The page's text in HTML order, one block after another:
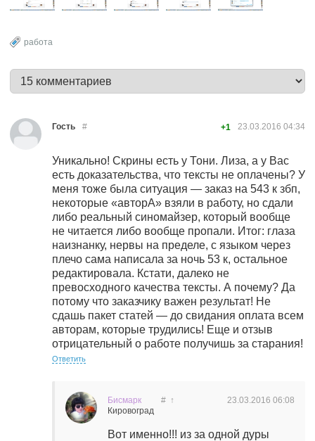
работа
Гость 23.03.2016 04:34
# +1
Уникально! Скрины есть у Тони. Лиза, а у Вас
есть доказательства, что тексты не оплачены? У
меня тоже была ситуация — заказ на 543 к збп,
некоторые «авторА» взяли в работу, но сдали
либо реальный синомайзер, который вообще
не читается либо вообще пропали. Итог: глаза
наизнанку, нервы на пределе, с языком через
плечо сама написала за ночь 53 к, остальное
редактировала. Кстати, далеко не
превосходного качества тексты. А почему? Да
потому что заказчику важен результат! Не
сдашь пакет статей — до свидания оплата всем
авторам, которые трудились! Еще и отзыв
отрицательный о работе получишь за старания!
Ответить
Бисмарк
Кировоград
23.03.2016 06:08
# ↑
Вот именно!!! из за одной дуры